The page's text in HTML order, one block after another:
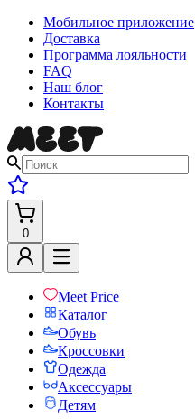
Мобильное приложение
Доставка
Программа лояльности
FAQ
Наш блог
Контакты
0
Meet Price
Каталог
Обувь
Кроссовки
Одежда
Аксессуары
Детям